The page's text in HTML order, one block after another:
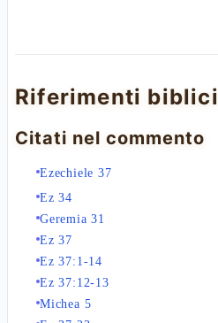
Riferimenti biblici
Citati nel commento
Ezechiele 37
Ez 34
Geremia 31
Ez 37
Ez 37:1-14
Ez 37:12-13
Michea 5